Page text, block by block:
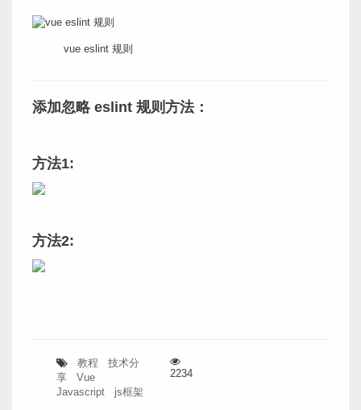
vue eslint 规则
添加忽略 eslint 规则方法：
方法1:
方法2:
教程
技术分
享
Vue
Javascript
js框架
2234